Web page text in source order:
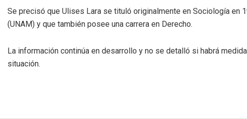
Se precisó que Ulises Lara se tituló originalmente en Sociología en
(UNAM) y que también posee una carrera en Derecho.
La información continúa en desarrollo y no se detalló si habrá
situación.